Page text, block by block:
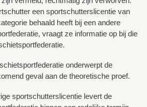
een sportschutterslicentie van
behaald heeft bij een andere
vraagt ze informatie op bij die
onderwerpt de
geval aan de theoretische proef.
sportschutterslicentie levert de